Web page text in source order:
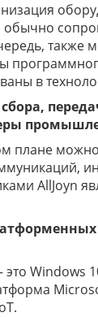
также
в
плане
AllJoyn
Windows